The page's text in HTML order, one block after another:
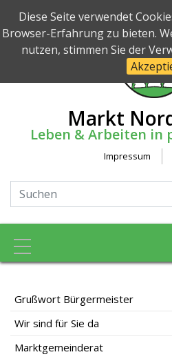
Diese Seite verwendet
Browser-Erfahrung zu bieten.
nutzen, stimmen Sie der
Markt
Leben & Arbeiten
Impressum
Toggle navigation
Grußwort Bürgermeister
Wir sind für Sie da
Marktgemeinderat